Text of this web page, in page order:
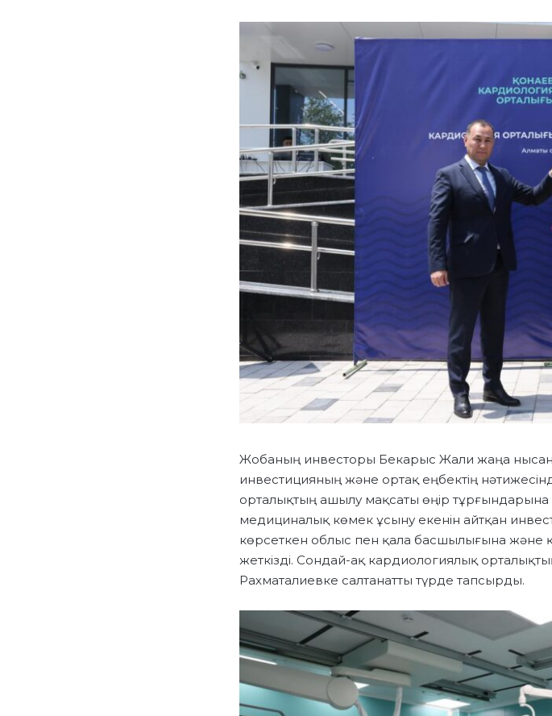
Жобаның инвесторы Бекарыс Жали жаңа нысан
инвестицияның және ортақ еңбектің
орталықтың ашылу мақсаты өңір тұрғындарына
медициналық көмек ұсыну екенін айтқан
көрсеткен облыс пен қала басшылығына
жеткізді. Сондай-ақ кардиологиялық
Рахматалиевке салтанатты түрде тапсырды.